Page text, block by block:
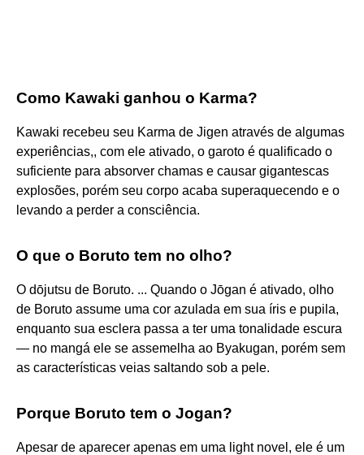
Como Kawaki ganhou o Karma?
Kawaki recebeu seu Karma de Jigen através de algumas
experiências,, com ele ativado, o garoto é qualificado o
suficiente para absorver chamas e causar gigantescas
explosões, porém seu corpo acaba superaquecendo e o
levando a perder a consciência.
O que o Boruto tem no olho?
O dōjutsu de Boruto. ... Quando o Jōgan é ativado, olho
de Boruto assume uma cor azulada em sua íris e pupila,
enquanto sua esclera passa a ter uma tonalidade escura
— no mangá ele se assemelha ao Byakugan, porém sem
as características veias saltando sob a pele.
Porque Boruto tem o Jogan?
Apesar de aparecer apenas em uma light novel, ele é um